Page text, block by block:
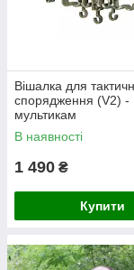
Вішалка для
спорядження (V2) -
мультикам
В наявності
1 490 ₴
Купити